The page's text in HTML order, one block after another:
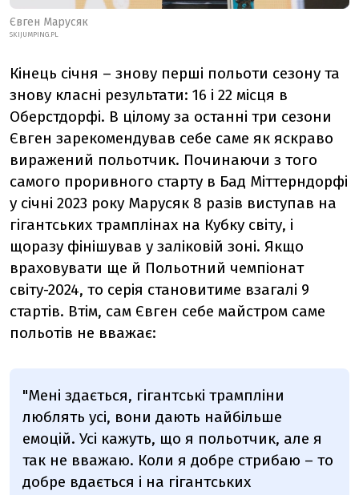
Євген Марусяк
SKIJUMPING.PL
Кінець січня – знову перші польоти сезону та
знову класні результати: 16 і 22 місця в
Оберстдорфі. В цілому за останні три сезони
Євген зарекомендував себе саме як яскраво
виражений польотчик. Починаючи з того
самого проривного старту в Бад Міттерндорфі
у січні 2023 року Марусяк 8 разів виступав на
гігантських трамплінах на Кубку світу, і
щоразу фінішував у заліковій зоні. Якщо
враховувати ще й Польотний чемпіонат
світу-2024, то серія становитиме взагалі 9
стартів. Втім, сам Євген себе майстром саме
польотів не вважає:
"Мені здається, гігантські трампліни
люблять усі, вони дають найбільше
емоцій. Усі кажуть, що я польотчик, але я
так не вважаю. Коли я добре стрибаю – то
добре вдається і на гігантських